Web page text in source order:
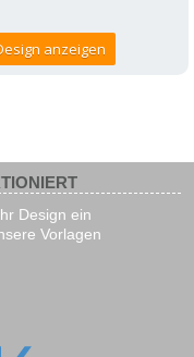
anzeigen
Design ein
Vorlagen